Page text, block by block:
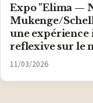
Expo "Elima —
Mukenge/
une expérience
reflexive sur le
11/03/2026